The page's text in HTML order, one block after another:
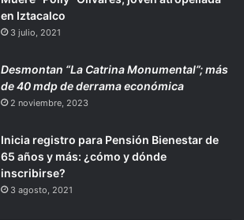
en Iztacalco
3 julio, 2021
Desmontan “La Catrina Monumental”; más
de 40 mdp de derrama económica
2 noviembre, 2023
Inicia registro para Pensión Bienestar de
65 años y más: ¿cómo y dónde
inscribirse?
3 agosto, 2021